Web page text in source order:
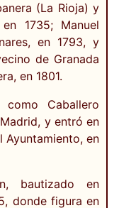
(La Rioja) y
1735; Manuel
en 1793, y
de Granada
en 1801.
Caballero
y entró en
Ayuntamiento, en
bautizado en
donde figura en